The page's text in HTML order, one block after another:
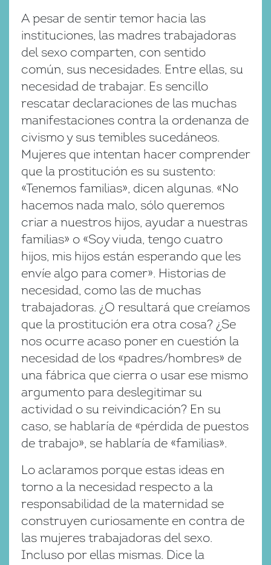
A pesar de sentir temor hacia las
instituciones, las madres trabajadoras
del sexo comparten, con sentido
común, sus necesidades. Entre ellas, su
necesidad de trabajar. Es sencillo
rescatar declaraciones de las muchas
manifestaciones contra la ordenanza de
civismo y sus temibles sucedáneos.
Mujeres que intentan hacer comprender
que la prostitución es su sustento:
«Tenemos familias», dicen algunas. «No
hacemos nada malo, sólo queremos
criar a nuestros hijos, ayudar a nuestras
familias» o «Soy viuda, tengo cuatro
hijos, mis hijos están esperando que les
envíe algo para comer». Historias de
necesidad, como las de muchas
trabajadoras. ¿O resultará que creíamos
que la prostitución era otra cosa? ¿Se
nos ocurre acaso poner en cuestión la
necesidad de los «padres/hombres» de
una fábrica que cierra o usar ese mismo
argumento para deslegitimar su
actividad o su reivindicación? En su
caso, se hablaría de «pérdida de puestos
de trabajo», se hablaría de «familias».
Lo aclaramos porque estas ideas en
torno a la necesidad respecto a la
responsabilidad de la maternidad se
construyen curiosamente en contra de
las mujeres trabajadoras del sexo.
Incluso por ellas mismas. Dice la